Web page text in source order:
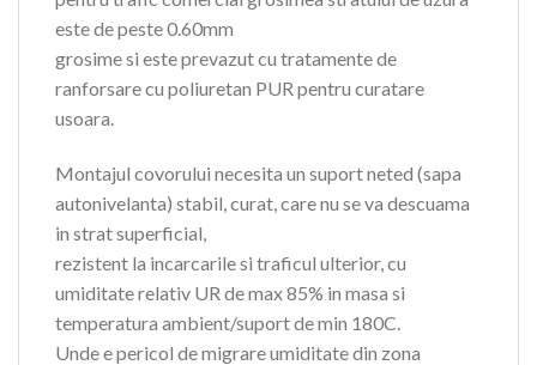
este de peste 0.60mm
grosime si este prevazut cu tratamente de
ranforsare cu poliuretan PUR pentru curatare
usoara.
Montajul covorului necesita un suport neted (sapa
autonivelanta) stabil, curat, care nu se va descuama
in strat superficial,
rezistent la incarcarile si traficul ulterior, cu
umiditate relativ UR de max 85% in masa si
temperatura ambient/suport de min 180C.
Unde e pericol de migrare umiditate din zona